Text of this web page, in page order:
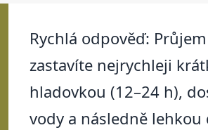
Rychlá odpověď:
zastavíte nejrychleji
hladovkou (12–24 h),
vody a následně lehkou